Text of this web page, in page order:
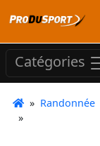
Catégories
» Randonnée
»